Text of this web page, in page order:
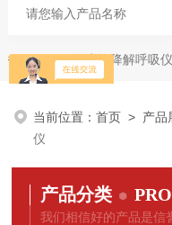
热门关键词：微生物降解呼吸仪，动物声音记录仪
当前位置：首页 > 产品
仪
产品分类
我们相信好的产品是信